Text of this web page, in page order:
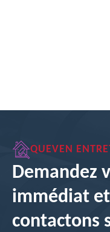
QUEVEN
Demandez
immédiat
contactons